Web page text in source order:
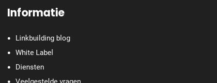
Informatie
Linkbuilding blog
White Label
Diensten